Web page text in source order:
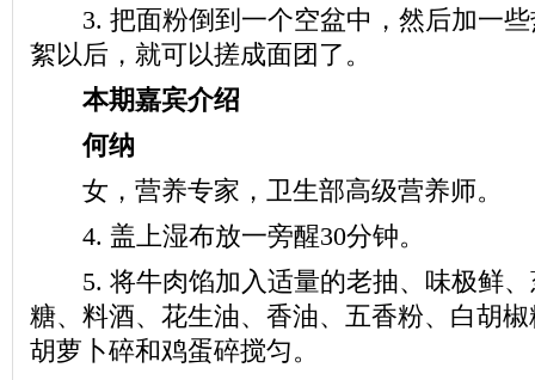
3. 把面粉倒到一个空盆中，然后加一些
絮以后，就可以搓成面团了。
本期嘉宾介绍
何纳
女，营养专家，卫生部高级营养师。
4. 盖上湿布放一旁醒30分钟。
5. 将牛肉馅加入适量的老抽、味极鲜、
糖、料酒、花生油、香油、五香粉、白胡
胡萝卜碎和鸡蛋碎搅匀。